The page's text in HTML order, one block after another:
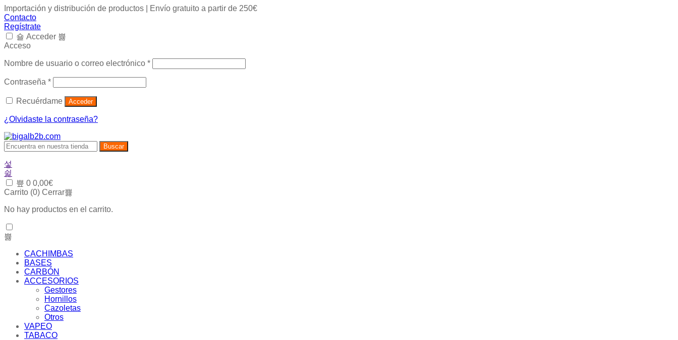
Importación y distribución de productos | Envío gratuito a partir de 250€
Contacto
Regístrate
Acceder
Acceso
Nombre de usuario o correo electrónico *Obligatorio
Contraseña *Obligatorio
Recuérdame Acceder
¿Olvidaste la contraseña?
Buscar
0 0,00€
Carrito (0) Cerrar
No hay productos en el carrito.
CACHIMBAS
BASES
CARBÓN
ACCESORIOS
Gestores
Hornillos
Cazoletas
Otros
VAPEO
TABACO